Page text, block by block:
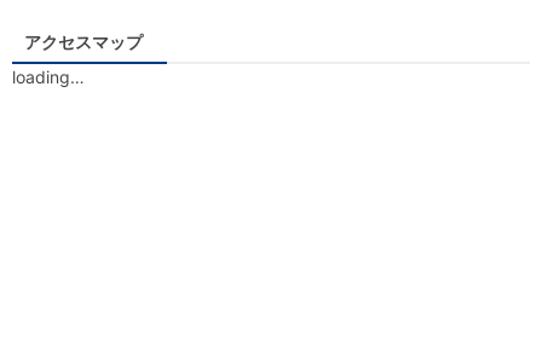
アクセスマップ
loading…